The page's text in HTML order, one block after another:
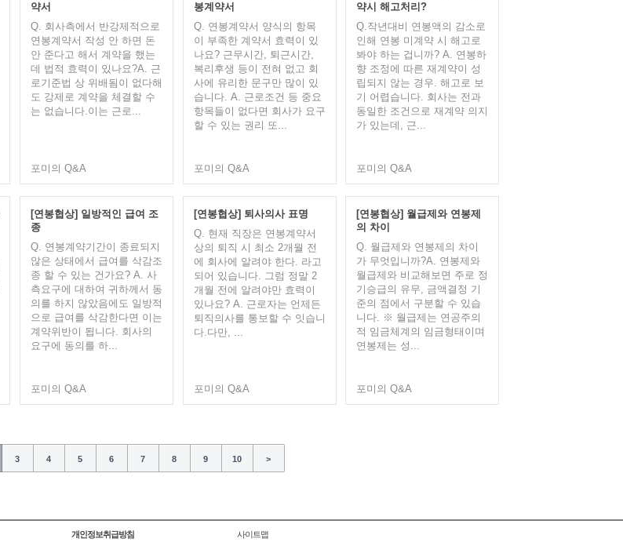
약서
Q. 회사측에서 반강제적으로
연봉계약서 작성 안 하면 돈
안 준다고 해서 계약을 했는
데 법적 효력이 있나요?​​A. 근
로기준법 상 위배됨이 없다해
도 강제로 계약을 체결할 수
는 없습니다.이는 근로...
포미의 Q&A
봉계약서
Q. 연봉계약서 양식의 항목
이 부족한 계약서 효력이 있
나요? 근무시간, 퇴근시간,
복리후생 등이 전혀 없고 회
사에 유리한 문구만 많이 있
습니다. A. 근로조건 등 중요
항목들이 없다면 회사가 요구
할 수 있는 권리 또...
포미의 Q&A
약시 해고처리?
Q.작년대비 연봉액의 감소로
인해 연봉 미계약 시 해고로
봐야 하는 겁니까? A. 연봉하
향 조정에 따른 재계약이 성
립되지 않는 경우. 해고로 보
기 어렵습니다. 회사는 전과
동일한 조건으로 재계약 의지
가 있는데, 근...
포미의 Q&A
[연봉협상] 일방적인 급여 조
종
Q. 연봉계약기간이 종료되지
않은 상태에서 급여를 삭감조
종 할 수 있는 건가요? A. 사
측요구에 대하여 귀하께서 동
의를 하지 않았음에도 일방적
으로 급여를 삭감한다면 이는
계약위반이 됩니다. 회사의
요구에 동의를 하...
포미의 Q&A
[연봉협상] 퇴사의사 표명
Q. 현재 직장은 연봉계약서
상의 퇴직 시 최소 2개월 전
에 회사에 알려야 한다. 라고
되어 있습니다. 그럼 정말 2
개월 전에 알려야만 효력이
있나요? A. 근로자는 언제든
퇴직의사를 통보할 수 잇습니
다.다만, ...
포미의 Q&A
[연봉협상] 월급제와 연봉제
의 차이
Q. 월급제와 연봉제의 차이
가 무엇입니까?​A. 연봉제와
월급제와 비교해보면 주로 정
기승급의 유무, 금액결정 기
준의 점에서 구분할 수 있습
니다. ※ 월급제는 연공주의
적 임금체계의 임금형태이며
연봉제는 성...
포미의 Q&A
3 4 5 6 7 8 9 10 >
개인정보취급방침 사이트맵